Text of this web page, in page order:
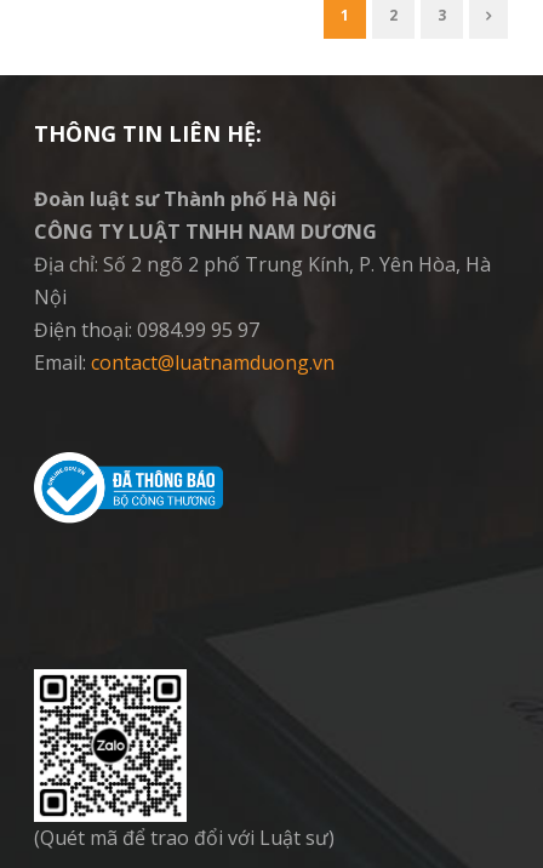
1 2 3
THÔNG TIN LIÊN HỆ:
Đoàn luật sư Thành phố Hà Nội
CÔNG TY LUẬT TNHH NAM DƯƠNG
Địa chỉ: Số 2 ngõ 2 phố Trung Kính, P. Yên Hòa, Hà
Nội
Điện thoại: 0984.99 95 97
Email: contact@luatnamduong.vn
(Quét mã để trao đổi với Luật sư)